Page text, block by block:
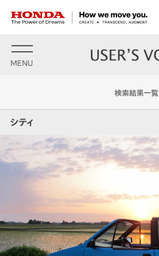
MENU
検索結果一覧
シティ